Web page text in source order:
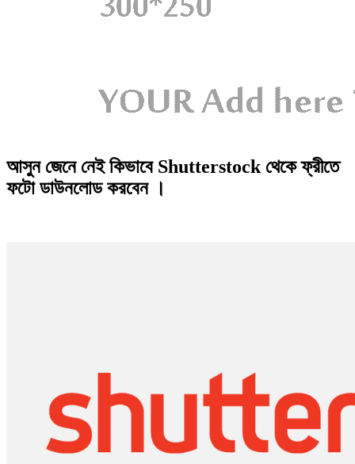
আসুন জেনে নেই কিভাবে Shutterstock থেকে ফ্রীতে
ফটো ডাউনলোড করবেন ।